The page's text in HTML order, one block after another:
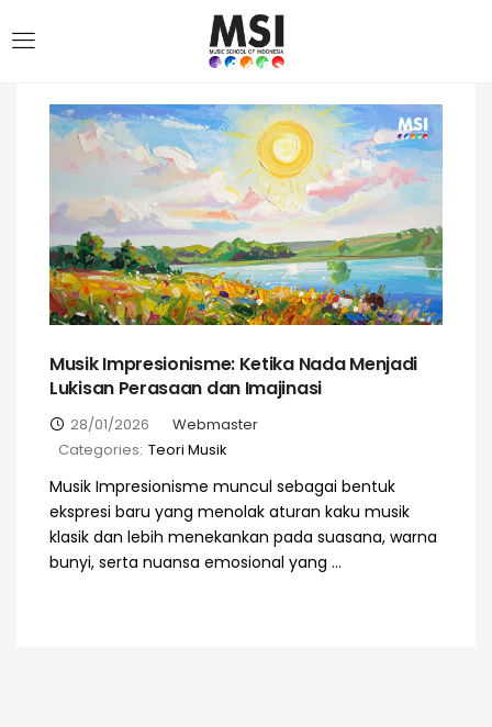
Musik Impresionisme: Ketika Nada Menjadi
Lukisan Perasaan dan Imajinasi
28/01/2026
Webmaster
Categories: Teori Musik
Musik Impresionisme muncul sebagai bentuk
ekspresi baru yang menolak aturan kaku musik
klasik dan lebih menekankan pada suasana, warna
bunyi, serta nuansa emosional yang ...